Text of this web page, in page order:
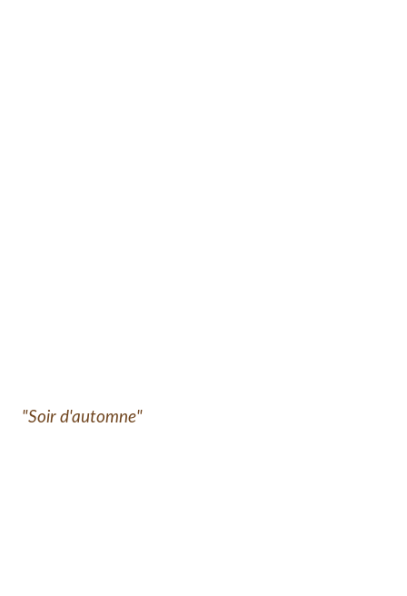
"Soir d'automne"